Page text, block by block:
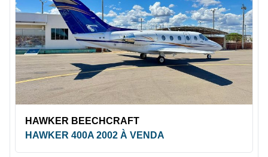
HAWKER BEECHCRAFT
HAWKER 400A 2002 À VENDA